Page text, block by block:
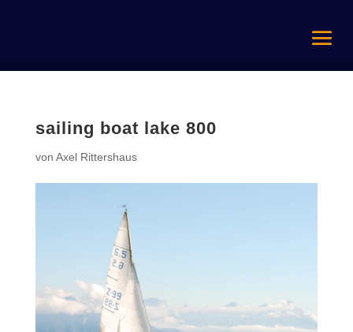
sailing boat lake 800
von Axel Rittershaus